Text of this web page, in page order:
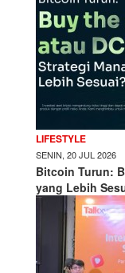
LIFESTYLE
SENIN, 20 JUL 2026
Bitcoin Turun:
yang Lebih